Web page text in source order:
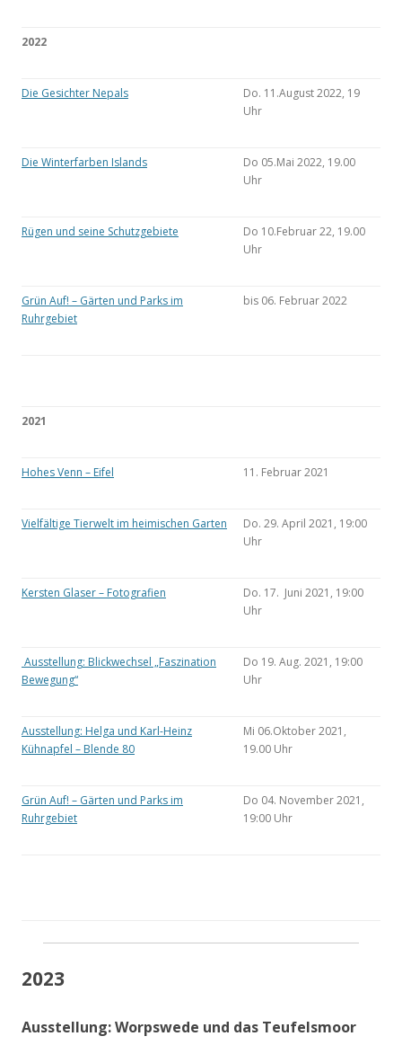
2022
Die Gesichter Nepals
Do. 11.August 2022, 19
Uhr
Die Winterfarben Islands
Do 05.Mai 2022, 19.00
Uhr
Rügen und seine Schutzgebiete
Do 10.Februar 22, 19.00
Uhr
Grün Auf! – Gärten und Parks im
Ruhrgebiet
bis 06. Februar 2022
2021
Hohes Venn – Eifel 11. Februar 2021
Vielfältige Tierwelt im heimischen Garten
Do. 29. April 2021, 19:00
Uhr
Kersten Glaser – Fotografien
Do. 17. Juni 2021, 19:00
Uhr
Ausstellung: Blickwechsel „Faszination
Bewegung“
Do 19. Aug. 2021, 19:00
Uhr
Ausstellung: Helga und Karl-Heinz
Kühnapfel – Blende 80
Mi 06.Oktober 2021,
19.00 Uhr
Grün Auf! – Gärten und Parks im
Ruhrgebiet
Do 04. November 2021,
19:00 Uhr
2023
Ausstellung: Worpswede und das Teufelsmoor